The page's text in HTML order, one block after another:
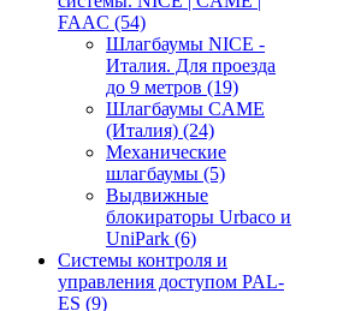
FAAC (54)
Шлагбаумы NICE -
Италия. Для проезда
до 9 метров (19)
Шлагбаумы CAME
(Италия) (24)
Механические
шлагбаумы (5)
Выдвижные
блокираторы Urbaco и
UniPark (6)
Системы контроля и
управления доступом PAL-
ES (9)